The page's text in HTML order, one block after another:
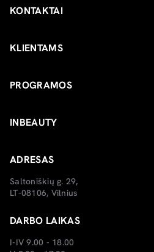
KONTAKTAI
KLIENTAMS
PROGRAMOS
INBEAUTY
ADRESAS
Saltoniškių g. 29,
LT-08106, Vilnius
DARBO LAIKAS
I-IV 9.00 - 18.00